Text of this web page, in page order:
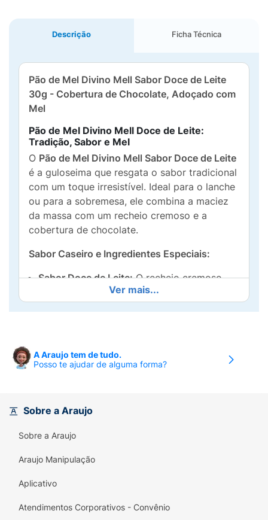
Descrição Ficha Técnica
Pão de Mel Divino Mell Sabor Doce de Leite
30g - Cobertura de Chocolate, Adoçado com
Mel
Pão de Mel Divino Mell Doce de Leite:
Tradição, Sabor e Mel
O Pão de Mel Divino Mell Sabor Doce de Leite
é a guloseima que resgata o sabor tradicional
com um toque irresistível. Ideal para o lanche
ou para a sobremesa, ele combina a maciez
da massa com um recheio cremoso e a
cobertura de chocolate.
Sabor Caseiro e Ingredientes Especiais:
Sabor Doce de Leite:O recheio cremoso
doce de leiteé o destaque,
adoçada com mel, conferindo um sabor
deliciosacobertura de chocolate
individual perfeita para matar a vontade de
um doce a qualquer hora.
Desfrute desta delícia feita com carinho!
Ver mais...
A Araujo tem de tudo.
Posso te ajudar de alguma forma?
Sobre a Araujo
Sobre a Araujo
Araujo Manipulação
Aplicativo
Atendimentos Corporativos - Convênio